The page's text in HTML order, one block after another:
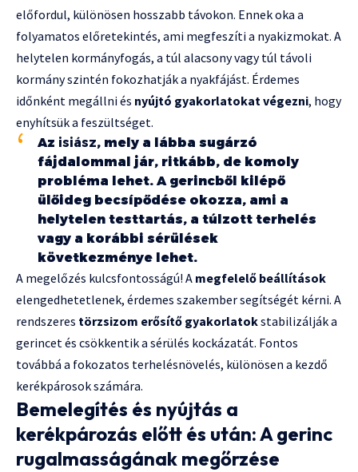
előfordul, különösen hosszabb távokon. Ennek oka a
folyamatos előretekintés, ami megfeszíti a nyakizmokat. A
helytelen kormányfogás, a túl alacsony vagy túl távoli
kormány szintén fokozhatják a nyakfájást. Érdemes
időnként megállni és nyújtó gyakorlatokat végezni, hogy
enyhítsük a feszültséget.
Az isiász, mely a lábba sugárzó
fájdalommal jár, ritkább, de komoly
probléma lehet. A gerincből kilépő
ülőideg becsípődése okozza, ami a
helytelen testtartás, a túlzott terhelés
vagy a korábbi sérülések
következménye lehet.
A megelőzés kulcsfontosságú! A megfelelő beállítások
elengedhetetlenek, érdemes szakember segítségét kérni. A
rendszeres törzsizom erősítő gyakorlatokstabilizálják a
gerincet és csökkentik a sérülés kockázatát. Fontos
továbbá a fokozatos terhelésnövelés, különösen a kezdő
kerékpárosok számára.
Bemelegítés és nyújtás a
kerékpározás előtt és után: A gerinc
rugalmasságának megőrzése